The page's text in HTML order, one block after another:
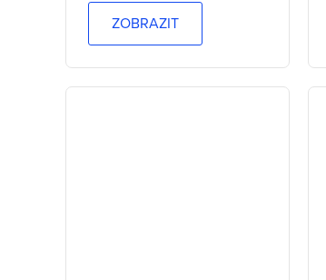
ZOBRAZIT